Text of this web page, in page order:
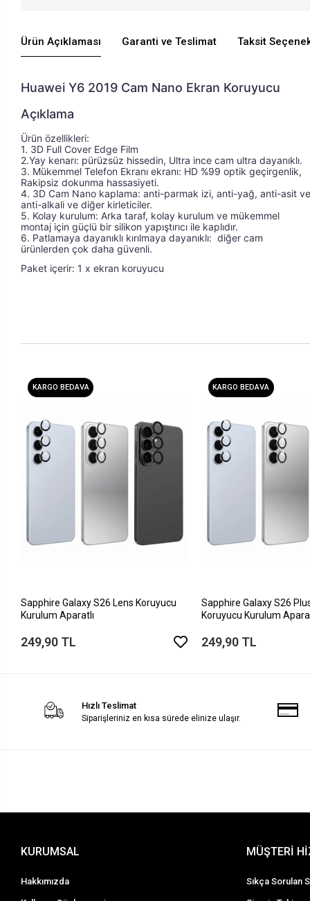
Ürün Açıklaması Garanti ve Teslimat Taksit
Huawei Y6 2019 Cam Nano Ekran Koruyucu
Açıklama
Ürün özellikleri: 1. 2.5D Yay kenarı: pürüzsüz
Ürün özellikleri:
1. 3D Full Cover Edge Film
2.Yay kenarı: pürüzsüz hissedin, Ultra ince cam ultra dayanıklı.
3. Mükemmel Telefon Ekranı ekranı: HD %99 optik geçirgenlik,
Rakipsiz dokunma hassasiyeti.
4. 3D Cam Nano kaplama: anti-parmak izi, anti-yağ, anti-asit ve
anti-alkali ve diğer kirleticiler.
5. Kolay kurulum: Arka taraf, kolay kurulum ve mükemmel
montaj için güçlü bir silikon yapıştırıcı ile kaplıdır.
6. Patlamaya dayanıklı kırılmaya dayanıklı:  diğer cam
ürünlerden çok daha güvenli.
Paket içerir: 1 x ekran koruyucu
KARGO BEDAVA
Sapphire Galaxy S26 Lens Koruyucu
Kurulum Aparatlı
249,90 TL
KARGO BEDAVA
Sapphire Galaxy S26
Koruyucu Kurulum
249,90 TL
Hızlı Teslimat
Siparişleriniz en kısa sürede elinize ulaşır.
KURUMSAL
Hakkımızda
MÜŞTERİ
Sıkça Sorulan